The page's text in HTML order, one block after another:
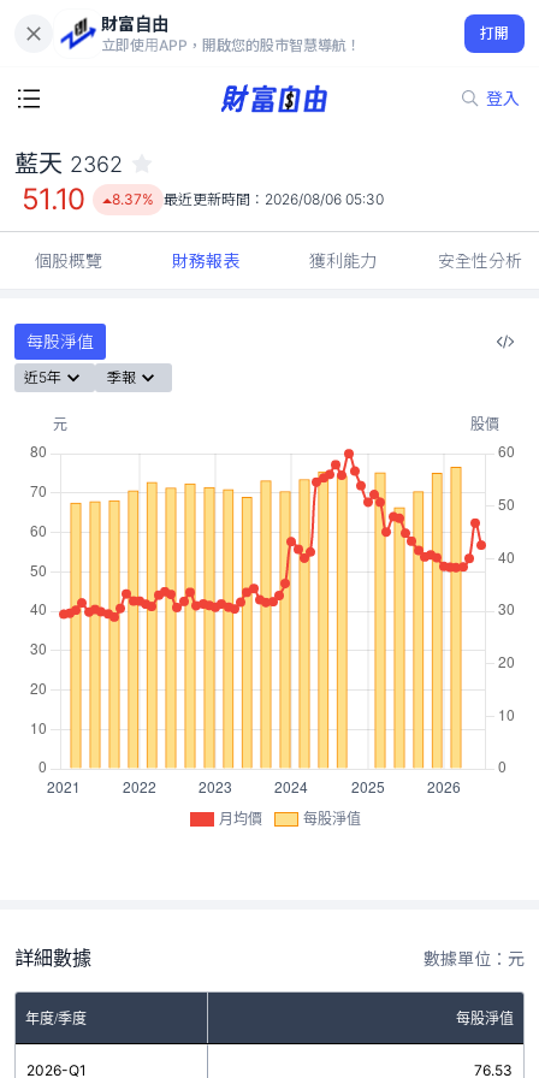
財富自由
立即使用APP，開啟您的股市智慧導航！
打開
登入
51.10
8.37%
藍天 2362
51.10 8.37% 最近更新時間： 2026/08/06 05:30
個股概覽 財務報表 獲利能力 安全性分析
每股淨值
近5年 季報
月均價 每股淨值
詳細數據 數據單位：元
年度/季度 每股淨值
2026-Q1 76.53